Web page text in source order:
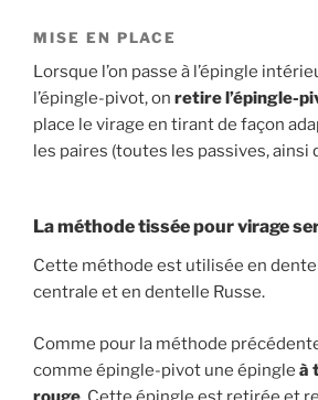
MISE EN PLACE
Lorsque l’on passe à l’épingle
l’épingle-pivot, on retire l’épingle-
place le virage en tirant de façon
les paires (toutes les passives, ainsi
La méthode tissée pour virage
Cette méthode est utilisée en
centrale et en dentelle Russe.
Comme pour la méthode
comme épingle-pivot une épingle à